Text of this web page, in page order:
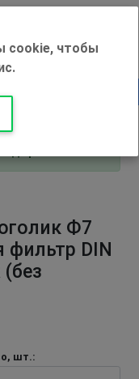
работает по
Ф7
фильтр DIN
(без
шт.:
cookie, чтобы